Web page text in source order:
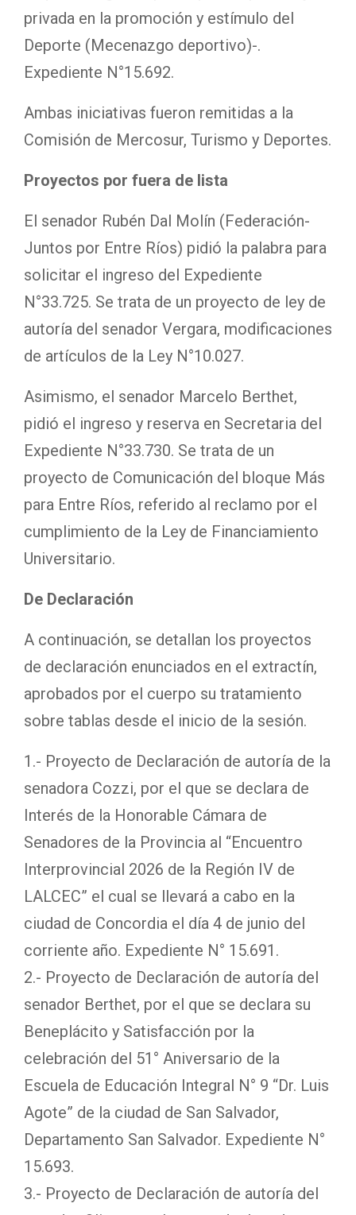
privada en la promoción y estímulo del
Deporte (Mecenazgo deportivo)-.
Expediente N°15.692.
Ambas iniciativas fueron remitidas a la
Comisión de Mercosur, Turismo y Deportes.
Proyectos por fuera de lista
El senador Rubén Dal Molín (Federación-
Juntos por Entre Ríos) pidió la palabra para
solicitar el ingreso del Expediente
N°33.725. Se trata de un proyecto de ley de
autoría del senador Vergara, modificaciones
de artículos de la Ley N°10.027.
Asimismo, el senador Marcelo Berthet,
pidió el ingreso y reserva en Secretaria del
Expediente N°33.730. Se trata de un
proyecto de Comunicación del bloque Más
para Entre Ríos, referido al reclamo por el
cumplimiento de la Ley de Financiamiento
Universitario.
De Declaración
A continuación, se detallan los proyectos
de declaración enunciados en el extractín,
aprobados por el cuerpo su tratamiento
sobre tablas desde el inicio de la sesión.
1.- Proyecto de Declaración de autoría de la
senadora Cozzi, por el que se declara de
Interés de la Honorable Cámara de
Senadores de la Provincia al “Encuentro
Interprovincial 2026 de la Región IV de
LALCEC” el cual se llevará a cabo en la
ciudad de Concordia el día 4 de junio del
corriente año. Expediente N° 15.691.
2.- Proyecto de Declaración de autoría del
senador Berthet, por el que se declara su
Beneplácito y Satisfacción por la
celebración del 51° Aniversario de la
Escuela de Educación Integral N° 9 “Dr. Luis
Agote” de la ciudad de San Salvador,
Departamento San Salvador. Expediente N°
15.693.
3.- Proyecto de Declaración de autoría del